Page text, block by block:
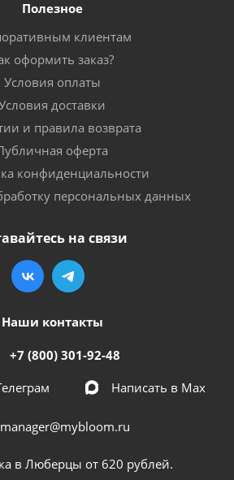
Полезное
клиентам
оформить заказ?
Условия оплаты
доставки
и правила возврата
оферта
конфиденциальности
персональных данных
на связи
Наши контакты
+7 (800) 301-92-48
Написать в Мах
manager@mybloom.ru
в Люберцы от 620 рублей.